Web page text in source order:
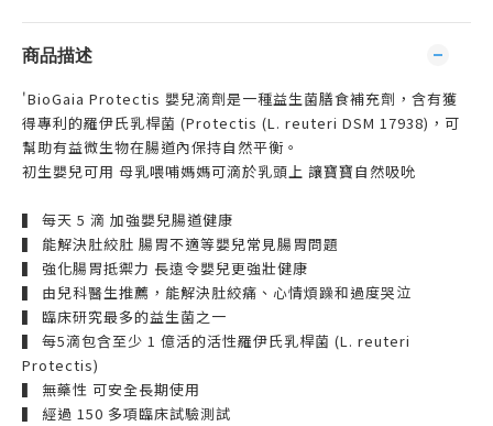
商品描述
'BioGaia Protectis 嬰兒滴劑是一種益生菌膳食補充劑，含有獲
得專利的羅伊氏乳桿菌 (Protectis (L. reuteri DSM 17938)，可
幫助有益微生物在腸道內保持自然平衡。
初生嬰兒可用 母乳喂哺媽媽可滴於乳頭上 讓寶寶自然吸吮
▍ 每天 5 滴 加強嬰兒腸道健康
▍ 能解決肚絞肚 腸胃不適等嬰兒常見腸胃問題
▍ 強化腸胃抵禦力 長遠令嬰兒更強壯健康
▍ 由兒科醫生推薦，能解決肚絞痛、心情煩躁和過度哭泣
▍ 臨床研究最多的益生菌之一
▍ 每5滴包含至少 1 億活的活性羅伊氏乳桿菌 (L. reuteri
Protectis)
▍ 無藥性 可安全長期使用
▍ 經過 150 多項臨床試驗測試